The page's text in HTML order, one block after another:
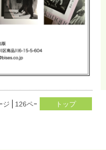
ジ 126ページ 125ページ
トップ